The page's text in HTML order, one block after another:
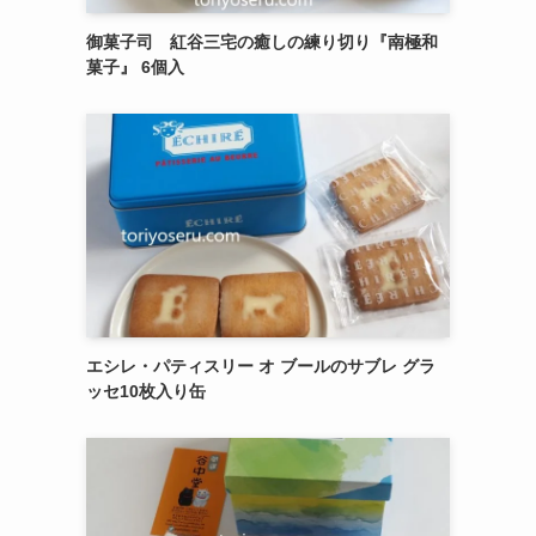
御菓子司 紅谷三宅の癒しの練り切り『南極和
菓子』 6個入
エシレ・パティスリー オ ブールのサブレ グラ
ッセ10枚入り缶